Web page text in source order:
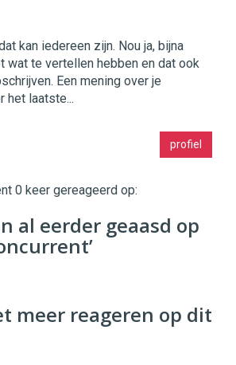
kan iedereen zijn. Nou ja, bijna
wat te vertellen hebben en dat ook
Een mening over je
het laatste...
profiel
twinklemagazine.nl
0 keer gereageerd op:
al eerder geaasd op
meer reageren op dit